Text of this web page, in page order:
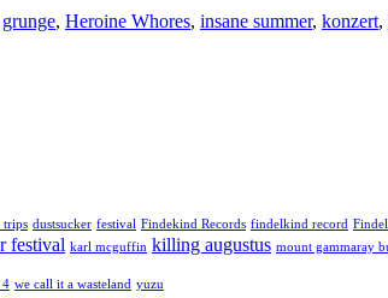
grunge, Heroine Whores, insane summer, konzert,
trips dustsucker festival Findekind Records findelkind record
festival karl mcguffin killing augustus mount gammaray
4 we call it a wasteland yuzu